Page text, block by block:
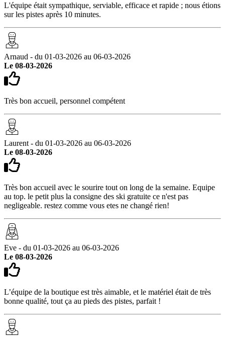
L'équipe était sympathique, serviable, efficace et rapide ; nous étions
sur les pistes après 10 minutes.
Arnaud - du 01-03-2026 au 06-03-2026
Le 08-03-2026
Très bon accueil, personnel compétent
Laurent - du 01-03-2026 au 06-03-2026
Le 08-03-2026
Très bon accueil avec le sourire tout on long de la semaine. Equipe
au top. le petit plus la consigne des ski gratuite ce n'est pas
negligeable. restez comme vous etes ne changé rien!
Eve - du 01-03-2026 au 06-03-2026
Le 08-03-2026
L’équipe de la boutique est très aimable, et le matériel était de très
bonne qualité, tout ça au pieds des pistes, parfait !